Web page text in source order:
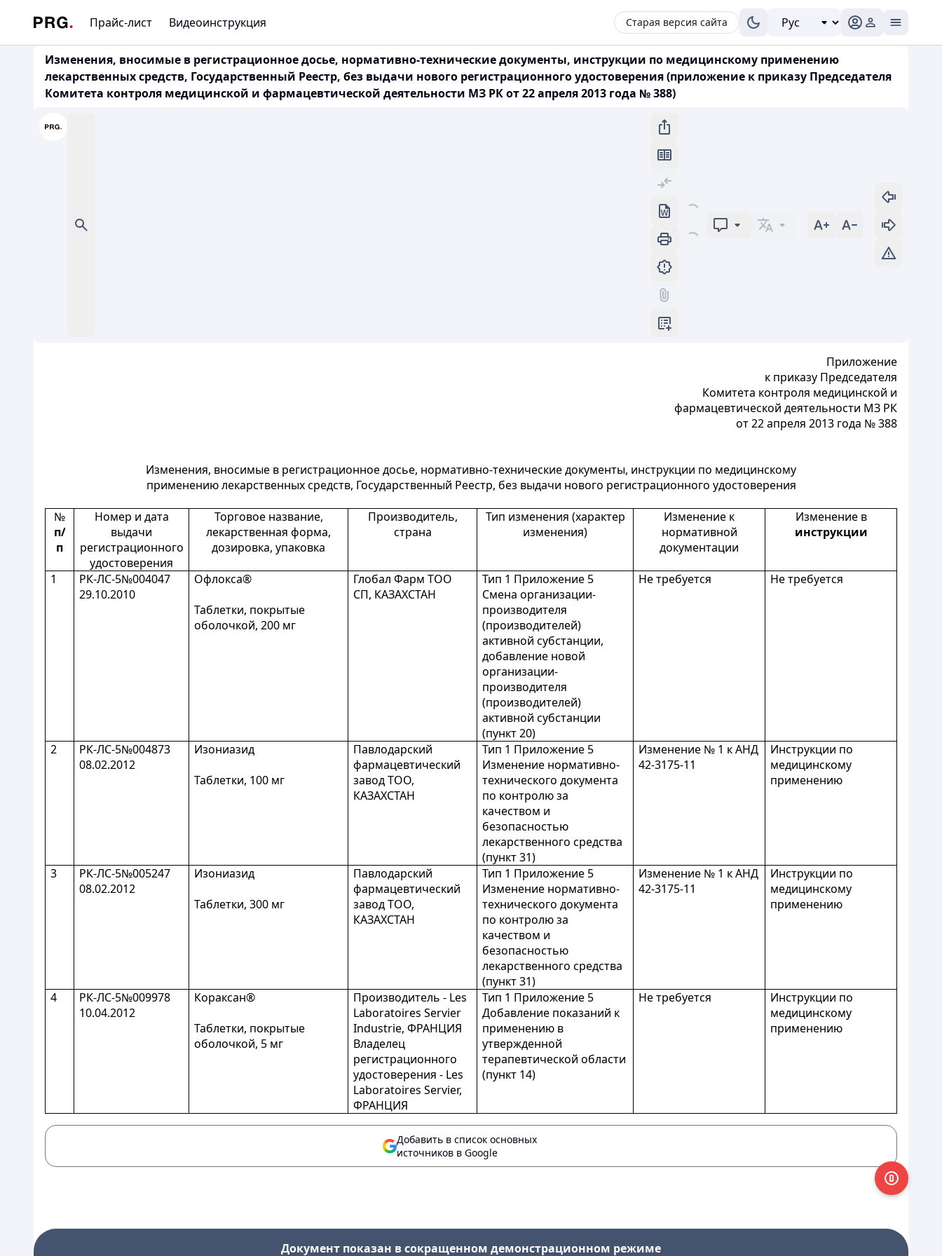
Прайс-лист Видеоинструкция Старая версия сайта
Изменения, вносимые в регистрационное досье, нормативно-технические документы, инструкции по медицинскому применению
лекарственных средств, Государственный Реестр, без выдачи нового регистрационного удостоверения (приложение к приказу Председателя
Комитета контроля медицинской и фармацевтической деятельности МЗ РК от 22 апреля 2013 года № 388)
Приложение
к приказу Председателя
Комитета контроля медицинской и
фармацевтической деятельности МЗ РК
от 22 апреля 2013 года № 388
Изменения, вносимые в регистрационное досье, нормативно-технические документы, инструкции по медицинскому
применению лекарственных средств, Государственный Реестр, без выдачи нового регистрационного удостоверения
№
п/
п
Номер и дата
выдачи
регистрационного
удостоверения
Торговое название,
лекарственная форма,
дозировка, упаковка
Производитель,
страна
Тип изменения (характер
изменения)
Изменение к
нормативной
документации
Изменение в
инструкции
1
РК-ЛС-5№004047
29.10.2010
Офлокса®
Таблетки, покрытые
оболочкой, 200 мг
Глобал Фарм ТОО
СП, КАЗАХСТАН
Тип 1 Приложение 5
Смена организации-
производителя
(производителей)
активной субстанции,
добавление новой
организации-
производителя
(производителей)
активной субстанции
(пункт 20)
Не требуется Не требуется
2
РК-ЛС-5№004873
08.02.2012
Изониазид
Таблетки, 100 мг
Павлодарский
фармацевтический
завод ТОО,
КАЗАХСТАН
Тип 1 Приложение 5
Изменение нормативно-
технического документа
по контролю за
качеством и
безопасностью
лекарственного средства
(пункт 31)
Изменение № 1 к АНД
42-3175-11
Инструкции по
медицинскому
применению
3
РК-ЛС-5№005247
08.02.2012
Изониазид
Таблетки, 300 мг
Павлодарский
фармацевтический
завод ТОО,
КАЗАХСТАН
Тип 1 Приложение 5
Изменение нормативно-
технического документа
по контролю за
качеством и
безопасностью
лекарственного средства
(пункт 31)
Изменение № 1 к АНД
42-3175-11
Инструкции по
медицинскому
применению
4
РК-ЛС-5№009978
10.04.2012
Кораксан®
Таблетки, покрытые
оболочкой, 5 мг
Производитель - Les
Laboratoires Servier
Industrie, ФРАНЦИЯ
Владелец
регистрационного
удостоверения - Les
Laboratoires Servier,
ФРАНЦИЯ
Тип 1 Приложение 5
Добавление показаний к
применению в
утвержденной
терапевтической области
(пункт 14)
Не требуется
Инструкции по
медицинскому
применению
Добавить в список основных
источников в Google
Документ показан в сокращенном демонстрационном режиме